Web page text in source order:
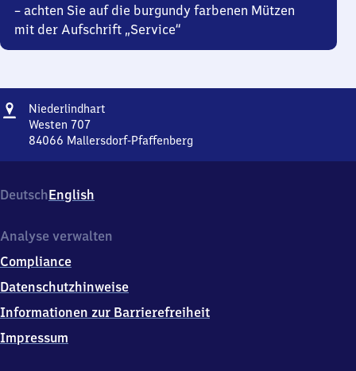
– achten Sie auf die burgundy farbenen Mützen
mit der Aufschrift „Service“
Adresse
Niederlindhart
Westen 707
84066 Mallersdorf-Pfaffenberg
707,
8
0
6
Mallersdorf-
DeutschEnglish
Analyse verwalten
Compliance
Datenschutzhinweise
Informationen zur Barrierefreiheit
Impressum